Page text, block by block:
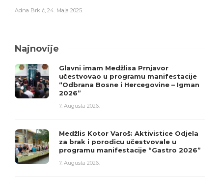
Adna Brkić 24. Maja 2025.
Najnovije
Glavni imam Medžlisa Prnjavor
učestvovao u programu manifestacije
“Odbrana Bosne i Hercegovine – Igman
2026”
7. Augusta 2026.
Medžlis Kotor Varoš: Aktivistice Odjela
za brak i porodicu učestvovale u
programu manifestacije “Gastro 2026”
7. Augusta 2026.